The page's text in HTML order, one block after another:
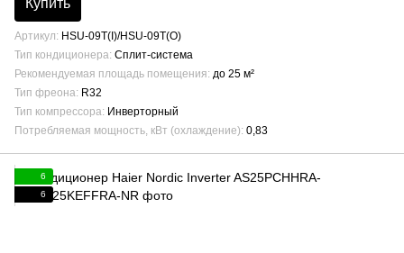
Купить
Артикул
HSU-09T(I)/HSU-09T(O)
Тип кондиционера Сплит-система
Рекомендуемая площадь помещения до 25 м²
Тип фреона R32
Тип компрессора Инверторный
Потребляемая мощность, кВт (охлаждение) 0,83
6
6